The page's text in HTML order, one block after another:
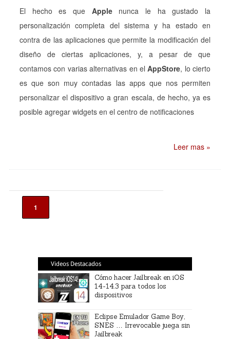
El hecho es que Applenunca le ha gustado la
personalización completa del sistema y ha estado en
contra de las aplicaciones que permite la modificación del
diseño de ciertas aplicaciones, y, a pesar de que
contamos con varias alternativas en elAppStore, lo cierto
es que son muy contadas las apps que nos permiten
personalizar el dispositivo a gran escala, de hecho, ya es
posible agregar widgets en el centro de notificaciones
Leer mas »
1
Videos Destacados
Cómo hacer Jailbreak en iOS
14-14.3 para todos los
dispositivos
Eclipse Emulador Game Boy,
SNES … Irrevocable juega sin
Jailbreak